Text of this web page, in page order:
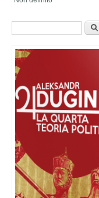
Form di ricerca